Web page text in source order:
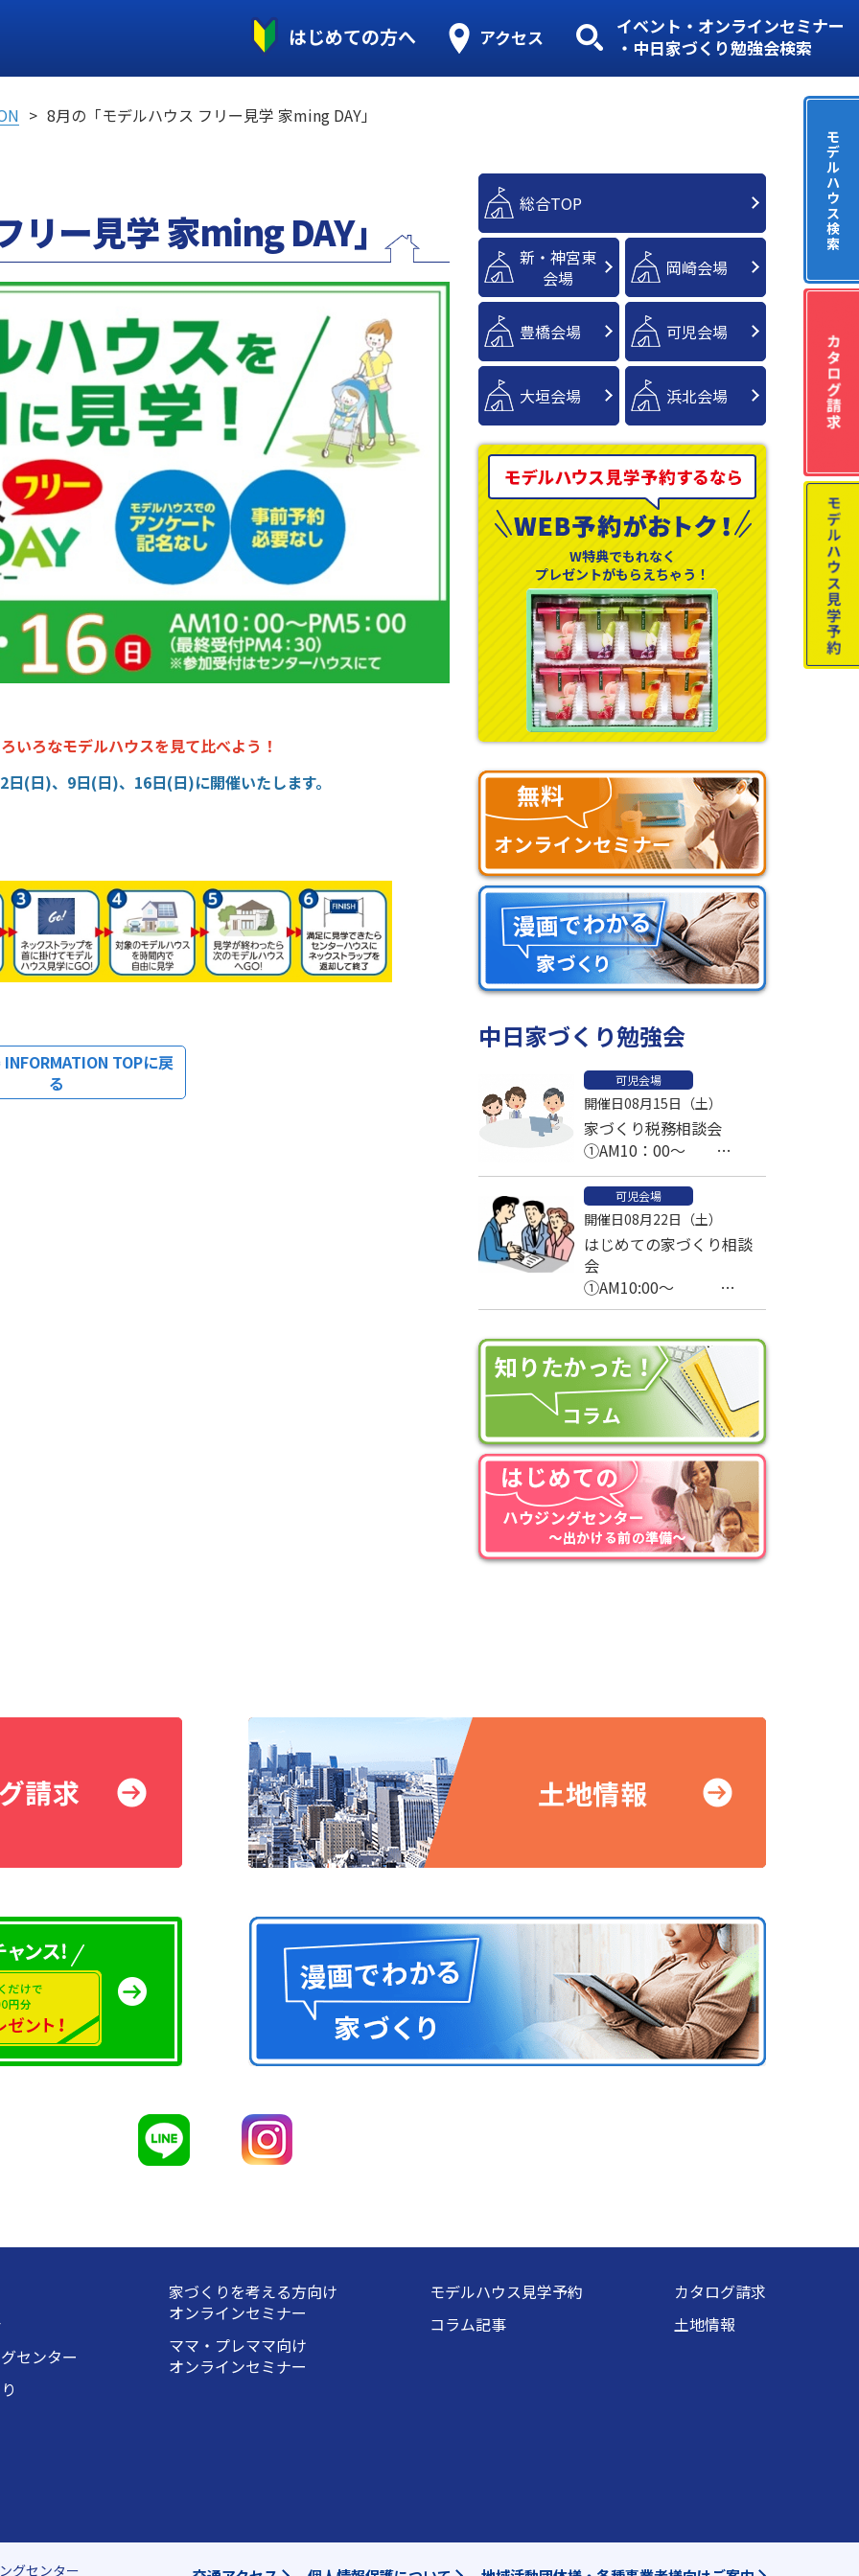
はじめての方へ アクセス
イベント・オンラインセミナー
・中日家づくり勉強会検索
8月の「モデルハウス フリー見学 家ming DAY」
ー見学 家ming DAY」
いろなモデルハウスを見て比べよう！
(日)、9日(日)、16日(日)に開催いたします。
TOPに戻
る
総合TOP
新・神宮東
会場
岡崎会場
豊橋会場 可児会場
大垣会場 浜北会場
W特典でもれなく
プレゼントがもらえちゃう！
中日家づくり勉強会
可児会場
開催日08月15日（土）
家づくり税務相談会
①AM10：00～
②AM11：00～
③PM1：00～予約済
④PM2：00～
⑤PM3：00～
可児会場
開催日08月22日（土）
はじめての家づくり相談
会
①AM10:00～
②AM11:00～
③PM1:00～
④PM2:00～
⑤PM3:00～
モ
デ
ル
ハ
ウ
ス
検
索
センター
家づくりを考える方向け
オンラインセミナー
ママ・プレママ向け
オンラインセミナー
モデルハウス見学予約
コラム記事
カタログ請求
土地情報
グセンター